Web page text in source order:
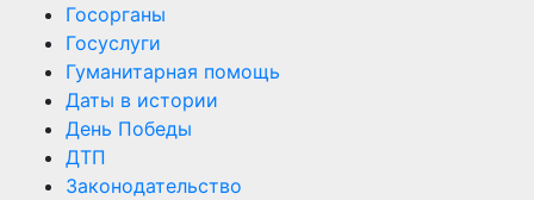
Госорганы
Госуслуги
Гуманитарная помощь
Даты в истории
День Победы
ДТП
Законодательство